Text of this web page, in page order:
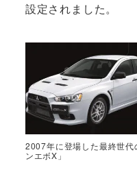
設定されました。
2007年に登場した最終世代
ンエボX」